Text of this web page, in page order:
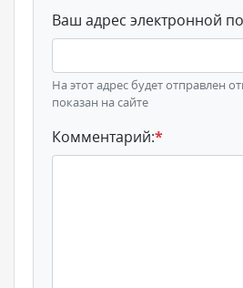
Ваш адрес электронной
На этот адрес будет отправлен
показан на сайте
Комментарий:*